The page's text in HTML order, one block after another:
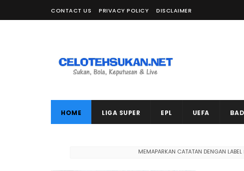
CONTACT US PRIVACY POLICY DISCLAIMER
HOME LIGA SUPER EPL UEFA
MEMAPARKAN CATATAN DENGAN LABEL